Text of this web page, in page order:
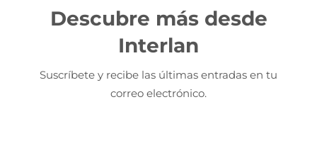
Descubre más desde
Interlan
Suscríbete y recibe las últimas entradas en tu
correo electrónico.